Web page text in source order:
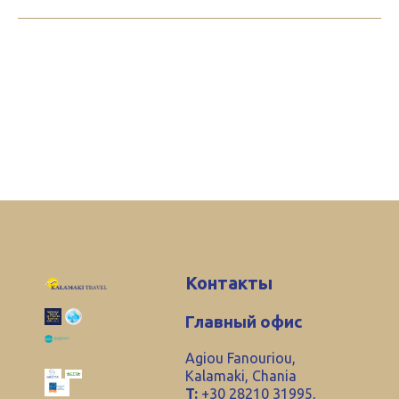
Контакты
Главный офис
Agiou Fanouriou,
Kalamaki, Chania
T: +30 28210 31995,